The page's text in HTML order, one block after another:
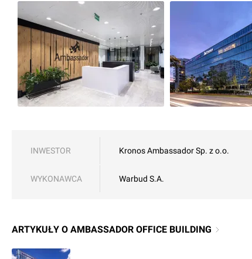
INWESTOR Kronos Ambassador Sp. z o.o.
WYKONAWCA Warbud S.A.
ARTYKUŁY O AMBASSADOR OFFICE BUILDING